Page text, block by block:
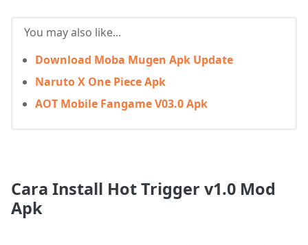
You may also like...
Download Moba Mugen Apk Update
Naruto X One Piece Apk
AOT Mobile Fangame V03.0 Apk
Cara Install Hot Trigger v1.0 Mod
Apk